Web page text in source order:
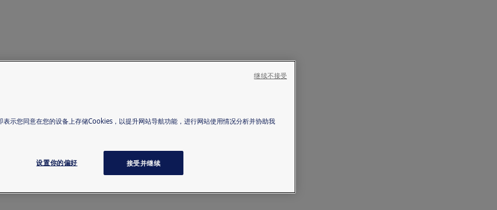
表示您同意在您的设备上存储Cookies，以提升网站导航功能，进行网站使用情况分析并协助我
设置你的偏好 接受并继续
继续不接受